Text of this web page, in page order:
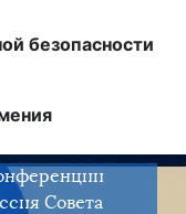
безопасности
Совета